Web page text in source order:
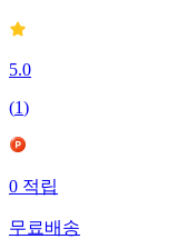
5.0
(1)
0 적립
무료배송